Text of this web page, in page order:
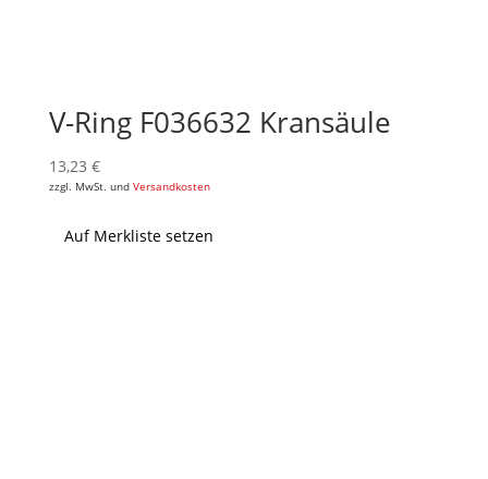
V-Ring F036632 Kransäule
13,23 €
zzgl. MwSt. und Versandkosten
Auf Merkliste setzen